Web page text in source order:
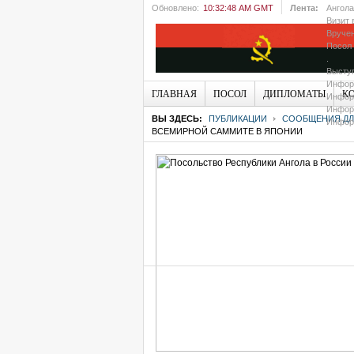
Обновлено: 10:32:48 AM GMT Лента:
Визит
Посол
ГЛАВНАЯ ПОСОЛ ДИПЛОМАТЫ
ВЫ ЗДЕСЬ: ПУБЛИКАЦИИ СООБЩЕНИЯ
ВСЕМИРНОЙ САММИТЕ В ЯПОНИИ